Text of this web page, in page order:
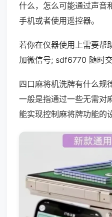
什么，怎么可能通过声音
手机或者使用遥控器。
若你在仪器使用上需要帮
加微信号; sdf6770 随时交
四口麻将机洗牌有什么规
一般是指通过一些无需对
能实现控制麻将牌功能的